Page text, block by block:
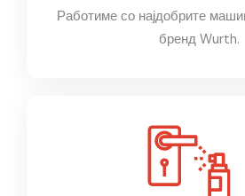
Работиме со најдобрите
бренд Wurth.